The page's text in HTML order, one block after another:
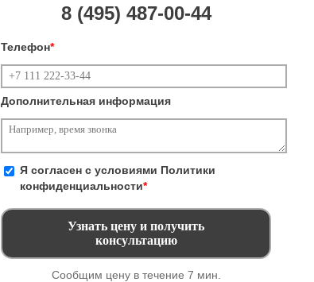
8 (495) 487-00-44
Телефон*
Дополнительная информация
Я согласен с условиями Политики
конфиденциальности*
Сообщим цену в течение 7 мин.